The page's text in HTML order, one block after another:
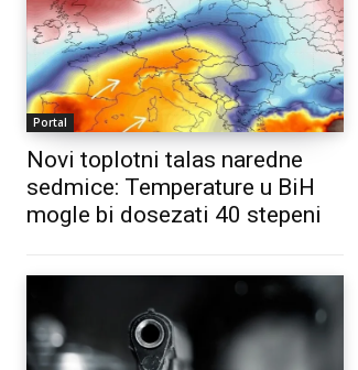
Portal
Novi toplotni talas naredne
sedmice: Temperature u BiH
mogle bi dosezati 40 stepeni